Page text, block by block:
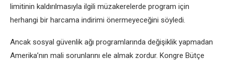
limitinin kaldırılmasıyla ilgili müzakerelerde program için
herhangi bir harcama indirimi önermeyeceğini söyledi.
Ancak sosyal güvenlik ağı programlarında değişiklik yapmadan
Amerika’nın mali sorunlarını ele almak zordur. Kongre Bütçe